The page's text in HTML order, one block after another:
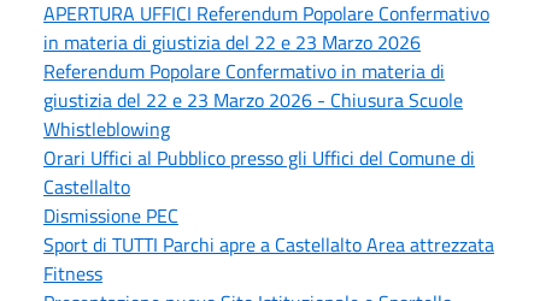
APERTURA UFFICI Referendum Popolare Confermativo
in materia di giustizia del 22 e 23 Marzo 2026
Referendum Popolare Confermativo in materia di
giustizia del 22 e 23 Marzo 2026 - Chiusura Scuole
Whistleblowing
Orari Uffici al Pubblico presso gli Uffici del Comune di
Castellalto
Dismissione PEC
Sport di TUTTI Parchi apre a Castellalto Area attrezzata
Fitness